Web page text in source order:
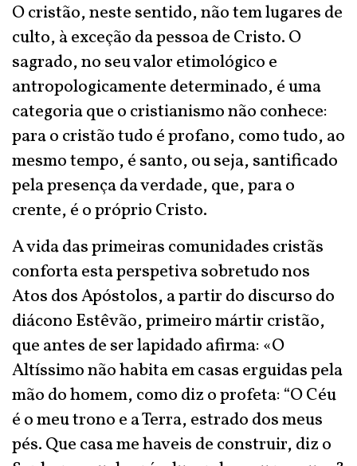
O cristão, neste sentido, não tem lugares de
culto, à exceção da pessoa de Cristo. O
sagrado, no seu valor etimológico e
antropologicamente determinado, é uma
categoria que o cristianismo não conhece:
para o cristão tudo é profano, como tudo, ao
mesmo tempo, é santo, ou seja, santificado
pela presença da verdade, que, para o
crente, é o próprio Cristo.
A vida das primeiras comunidades cristãs
conforta esta perspetiva sobretudo nos
Atos dos Apóstolos, a partir do discurso do
diácono Estêvão, primeiro mártir cristão,
que antes de ser lapidado afirma: «O
Altíssimo não habita em casas erguidas pela
mão do homem, como diz o profeta: “O Céu
é o meu trono e a Terra, estrado dos meus
pés. Que casa me haveis de construir, diz o